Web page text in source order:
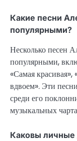
Какие песни
популярными?
Несколько песен
популярными,
«Самая
вдвоем». Эти
среди его
музыкальных
Каковы личные